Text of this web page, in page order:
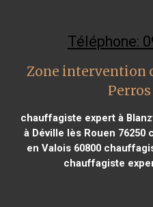
Téléphone:
Zone intervention
chauffagiste expert à
à Déville lès Rouen 76250
en Valois 60800
chauffagiste